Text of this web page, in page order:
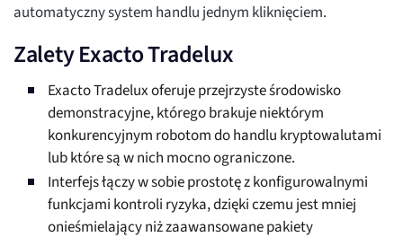
automatyczny system handlu jednym kliknięciem.
Zalety Exacto Tradelux
Exacto Tradelux oferuje przejrzyste środowisko
demonstracyjne, którego brakuje niektórym
konkurencyjnym robotom do handlu kryptowalutami
lub które są w nich mocno ograniczone.
Interfejs łączy w sobie prostotę z konfigurowalnymi
funkcjami kontroli ryzyka, dzięki czemu jest mniej
onieśmielający niż zaawansowane pakiety